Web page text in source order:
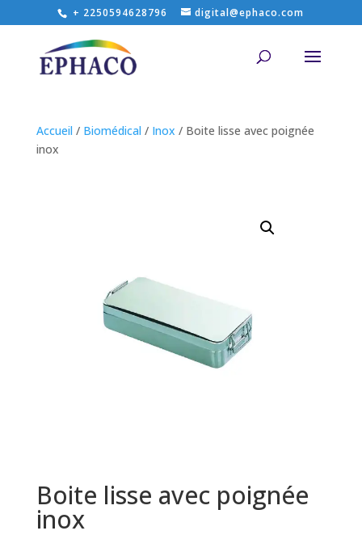
+ 2250594628796 digital@ephaco.com
Accueil / Biomédical / Inox / Boite lisse avec poignée
inox
Boite lisse avec poignée
inox